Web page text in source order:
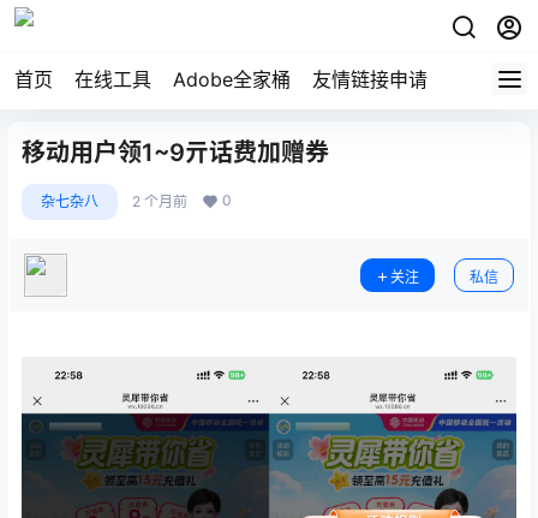
首页 在线工具 Adobe全家桶 友情链接申请
移动用户领1~9亓话费加赠券
杂七杂八 2 个月前 0
关注 私信